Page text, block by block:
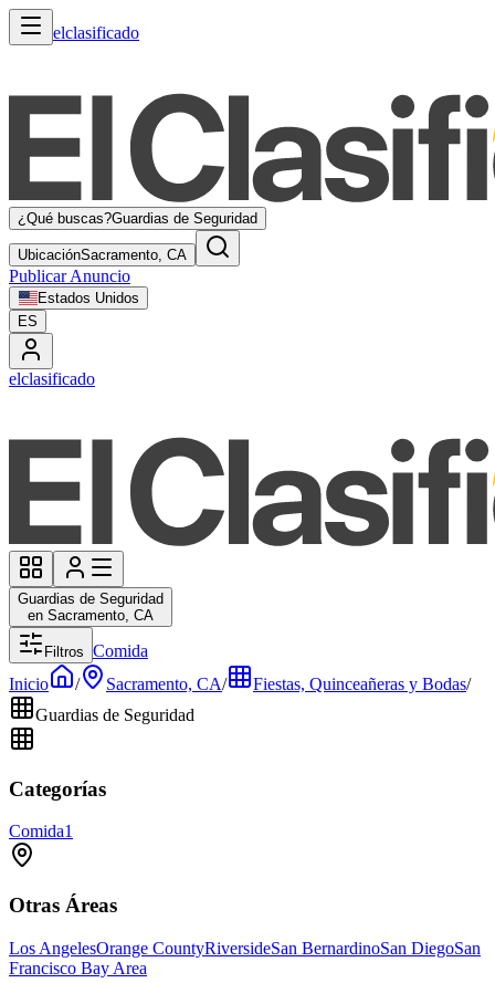
elclasificado
¿Qué buscas?Guardias de Seguridad
UbicaciónSacramento, CA
Publicar Anuncio
Estados Unidos
ES
elclasificado
Guardias de Seguridad
en Sacramento, CA
Filtros Comida
Inicio
/ Sacramento, CA/ Fiestas, Quinceañeras y Bodas/
Guardias de Seguridad
Categorías
Comida1
Otras Áreas
Los AngelesOrange CountyRiversideSan BernardinoSan DiegoSan
Francisco Bay Area